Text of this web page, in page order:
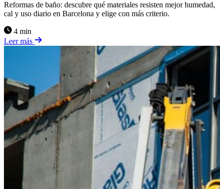
Reformas de baño: descubre qué materiales resisten mejor humedad,
cal y uso diario en Barcelona y elige con más criterio.
4 min
Leer más